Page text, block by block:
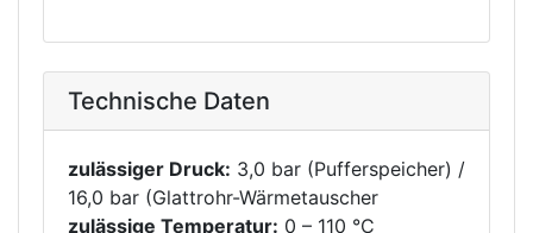
Technische Daten
zulässiger Druck: 3,0 bar (Pufferspeicher) /
16,0 bar (Glattrohr-Wärmetauscher
zulässige Temperatur: 0 – 110 °C